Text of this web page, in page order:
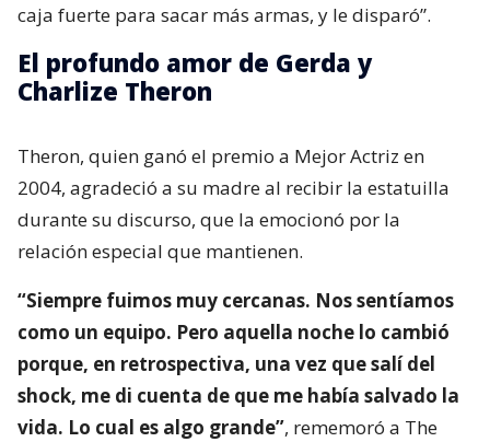
caja fuerte para sacar más armas, y le disparó”.
El profundo amor de Gerda y
Charlize Theron
Theron, quien ganó el premio a Mejor Actriz en
2004, agradeció a su madre al recibir la estatuilla
durante su discurso, que la emocionó por la
relación especial que mantienen.
“Siempre fuimos muy cercanas. Nos sentíamos
como un equipo. Pero aquella noche lo cambió
porque, en retrospectiva, una vez que salí del
shock, me di cuenta de que me había salvado la
vida. Lo cual es algo grande”, rememoró a The